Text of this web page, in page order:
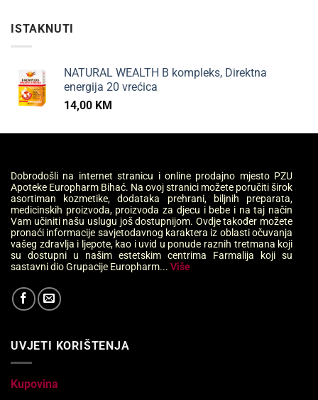
ISTAKNUTI
NATURAL WEALTH B kompleks, Direktna
energija 20 vrećica
14,00 KM
Dobrodošli na internet stranicu i online prodajno mjesto PZU
Apoteke Europharm Bihać. Na ovoj stranici možete poručiti širok
asortiman kozmetike, dodataka prehrani, biljnih preparata,
medicinskih proizvoda, proizvoda za djecu i bebe i na taj način
Vam učiniti našu uslugu još dostupnijom. Ovdje također možete
pronaći informacije savjetodavnog karaktera iz oblasti očuvanja
vašeg zdravlja i ljepote, kao i uvid u ponude raznih tretmana koji
su dostupni u našim estetskim centrima Farmalija koji su
sastavni dio Grupacije Europharm... Više
UVJETI KORIŠTENJA
Kupovina